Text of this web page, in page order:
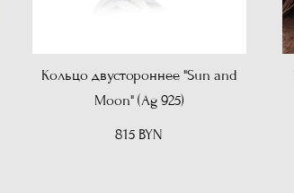
Кольцо двустороннее "Sun and
Moon" (Ag 925)
815 BYN